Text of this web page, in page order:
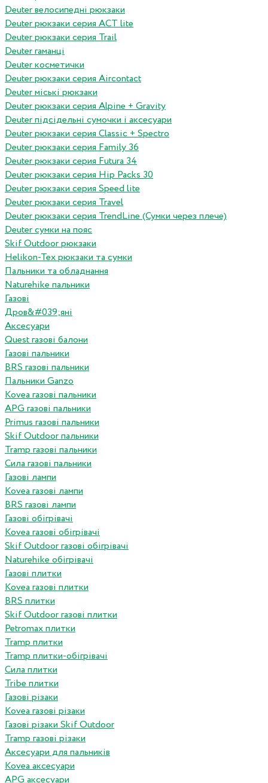
Deuter велосипедні рюкзаки
Deuter рюкзаки серия ACT lite
Deuter рюкзаки серия Trail
Deuter гаманці
Deuter косметички
Deuter рюкзаки серия Aircontact
Deuter міські рюкзаки
Deuter рюкзаки серия Alpine + Gravity
Deuter підсідельні сумочки і аксесуари
Deuter рюкзаки серия Classic + Spectro
Deuter рюкзаки серия Family 36
Deuter рюкзаки серия Futura 34
Deuter рюкзаки серия Hip Packs 30
Deuter рюкзаки серия Speed lite
Deuter рюкзаки серия Travel
Deuter рюкзаки серия TrendLine (Сумки через плече)
Deuter сумки на пояс
Skif Outdoor рюкзаки
Helikon-Tex рюкзаки та сумки
Пальники та обладнання
Naturehike пальники
Газові
Дров&#039;яні
Аксесуари
Quest газові балони
Газові пальники
BRS газові пальники
Пальники Ganzo
Kovea газові пальники
APG газові пальники
Primus газові пальники
Skif Outdoor пальники
Tramp газові пальники
Сила газові пальники
Газові лампи
Kovea газові лампи
BRS газові лампи
Газові обігрівачі
Kovea газові обігрівачі
Skif Outdoor газові обігрівачі
Naturehike обігрівачі
Газові плитки
Kovea газові плитки
BRS плитки
Skif Outdoor газові плитки
Petromax плитки
Tramp плитки
Tramp плитки-обігрівачі
Сила плитки
Tribe плитки
Газові різаки
Kovea газові різаки
Газові різаки Skif Outdoor
Tramp газові різаки
Аксесуари для пальників
Kovea аксесуари
APG аксесуари